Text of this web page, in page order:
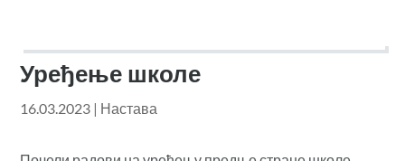
Уређење школе
16.03.2023 | Настава